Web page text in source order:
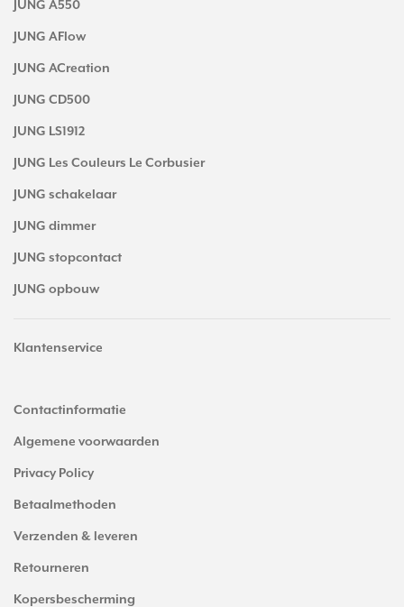
JUNG A550
JUNG AFlow
JUNG ACreation
JUNG CD500
JUNG LS1912
JUNG Les Couleurs Le Corbusier
JUNG schakelaar
JUNG dimmer
JUNG stopcontact
JUNG opbouw
Klantenservice
Contactinformatie
Algemene voorwaarden
Privacy Policy
Betaalmethoden
Verzenden & leveren
Retourneren
Kopersbescherming